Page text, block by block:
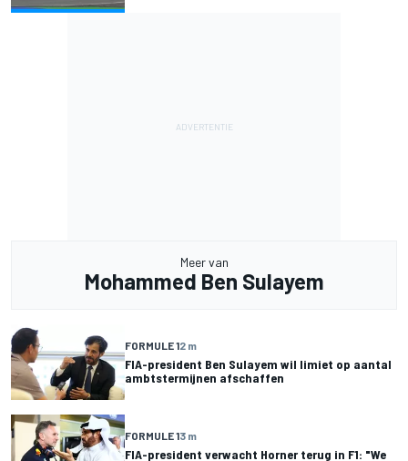
Meer van
Mohammed Ben Sulayem
FORMULE 12 m
FIA-president Ben Sulayem wil limiet op aantal
ambtstermijnen afschaffen
FORMULE 13 m
FIA-president verwacht Horner terug in F1: "We